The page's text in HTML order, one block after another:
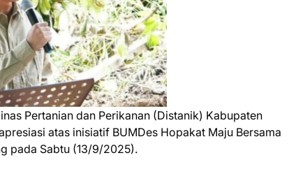
Pertanian dan Perikanan (Distanik) Kabupaten
atas inisiatif BUMDes Hopakat Maju Bersama
pada Sabtu (13/9/2025).